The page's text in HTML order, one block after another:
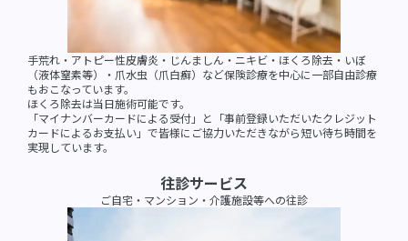
手荒れ・アトピー性皮膚炎・じんましん・ニキビ・ほくろ除去・いぼ
（液体窒素等）・爪水虫（爪白癬）など保険診療を中心に一部自由診療
もおこなっています。
ほくろ除去は当日施術可能です。
「マイナンバーカードによる受付」と「事前登録いただいたクレジット
カードによるお支払い」で皆様にご協力いただきながら短い待ち時間を
実現しています。
往診サービス
ご自宅・マンション・介護施設等への往診